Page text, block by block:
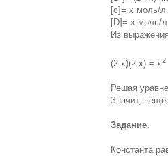
[с]= x моль/л.
[D]= x моль/
Из
(2-х)(2-х) = х2
Решая
Значит,
Задание.
Константа